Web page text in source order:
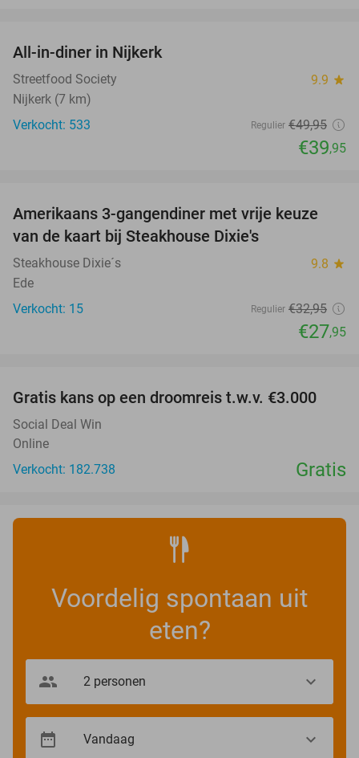
All-in-diner in Nijkerk
Streetfood Society 9.9 star
Nijkerk (7 km)
Verkocht: 533
Regulier €49,95
€39,95
15%
TODAY
Amerikaans 3-gangendiner met vrije keuze
van de kaart bij Steakhouse Dixie's
Steakhouse Dixie´s 9.8 star
Ede
Verkocht: 15
Regulier €32,95
€27,95
Gratis kans op een droomreis t.w.v. €3.000
Social Deal Win
Online
Verkocht: 182.738
Gratis
Voordelig spontaan uit
eten?